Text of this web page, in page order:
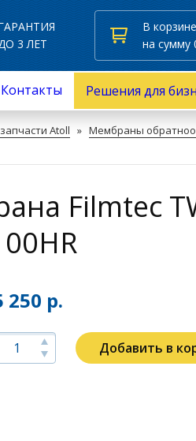
3 ЛЕТ
В корзине
на сумму
Контакты Решения для
Atoll » Мембраны
Filmtec
250 р.
Добавить в